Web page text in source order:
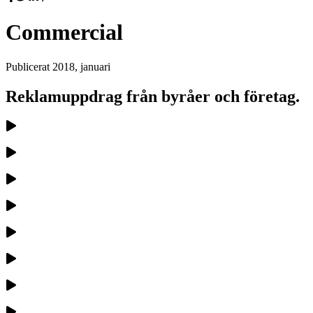
Commercial
Publicerat 2018, januari
Reklamuppdrag från byråer och företag.